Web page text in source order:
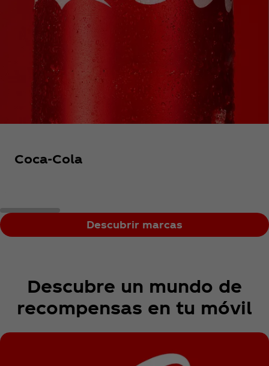
Coca‑Cola
Descubrir marcas
Descubre un mundo de
recompensas en tu móvil